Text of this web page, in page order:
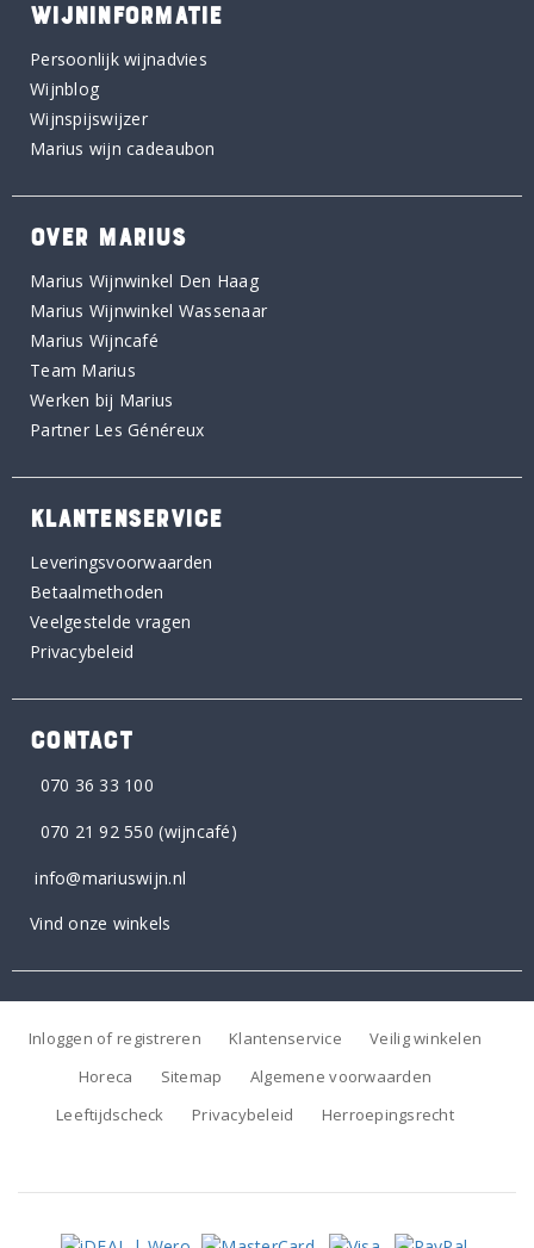
WIJNINFORMATIE
Persoonlijk wijnadvies
Wijnblog
Wijnspijswijzer
Marius wijn cadeaubon
OVER MARIUS
Marius Wijnwinkel Den Haag
Marius Wijnwinkel Wassenaar
Marius Wijncafé
Team Marius
Werken bij Marius
Partner Les Généreux
KLANTENSERVICE
Leveringsvoorwaarden
Betaalmethoden
Veelgestelde vragen
Privacybeleid
CONTACT
070 36 33 100
070 21 92 550 (wijncafé)
info@mariuswijn.nl
Vind onze winkels
Inloggen of registreren Klantenservice
Veilig winkelen
Horeca
Sitemap
Algemene voorwaarden
Leeftijdscheck
Privacybeleid Herroepingsrecht